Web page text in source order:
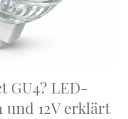
GU4? LED-
und 12V erklärt